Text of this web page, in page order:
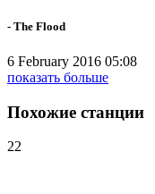
- The Flood
6 February 2016 05:08
показать больше
Похожие станции
22